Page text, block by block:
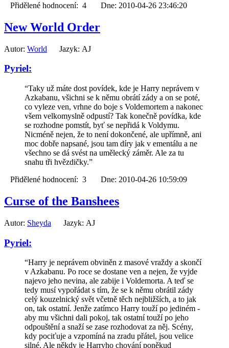
Přidělené hodnocení: 4 Dne: 2010-04-26 23:46:20
New World Order
Autor: World Jazyk: AJ
Pyriel:
“Taky už máte dost povídek, kde je Harry neprávem v
Azkabanu, všichni se k němu obrátí zády a on se poté,
co vyleze ven, vrhne do boje s Voldemortem a nakonec
všem velkomyslně odpustí? Tak konečně povídka, kde
se rozhodne pomstít, byť se nepřidá k Voldymu.
Nicméně nejen, že to není dokončené, ale upřímně, ani
moc dobře napsané, jsou tam díry jak v ementálu a ne
všechno se dá svést na umělecký záměr. Ale za tu
snahu tři hvězdičky.”
Přidělené hodnocení: 3 Dne: 2010-04-26 10:59:09
Curse of the Banshees
Autor: Sheyda Jazyk: AJ
Pyriel:
“Harry je neprávem obviněn z masové vraždy a skončí
v Azkabanu. Po roce se dostane ven a nejen, že vyjde
najevo jeho nevina, ale zabije i Voldemorta. A teď se
tedy musí vypořádat s tím, že se k němu obrátil zády
celý kouzelnický svět včetně těch nejbližších, a to jak
on, tak ostatní. Jenže zatímco Harry touží po jediném -
aby mu všichni dali pokoj, tak ostatní touží po jeho
odpouštění a snaží se zase rozhodovat za něj. Scény,
kdy pociťuje a vzpomíná na zradu přátel, jsou velice
silné. Ale někdy je Harryho chování poněkud